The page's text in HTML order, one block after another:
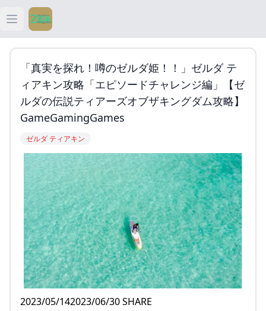
Open main menu
ティアキン
ティアキン 祠
ティアキン 武器
「真実を探れ！噂のゼルダ姫！！」ゼルダ テ
ィアキン攻略「エピソードチャレンジ編」【ゼ
ルダの伝説ティアーズオブザキングダム攻略】
GameGamingGames
ゼルダ ティアキン
2023/05/142023/06/30 SHARE